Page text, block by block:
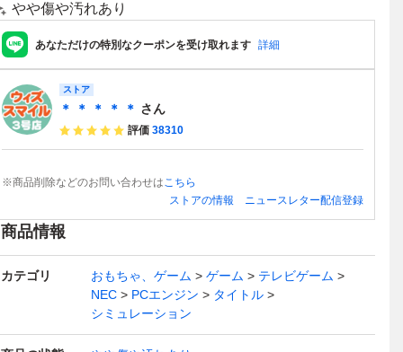
やや傷や汚れあり
あなただけの特別なクーポンを受け取れます 詳細
ストア
＊ ＊ ＊ ＊ ＊ さん
評価 38310
※商品削除などのお問い合わせはこちら
ストアの情報
ニュースレター配信登録
商品情報
カテゴリ おもちゃ、ゲーム ゲーム
テレビゲーム
NEC
PCエンジン
タイトル
シミュレーション